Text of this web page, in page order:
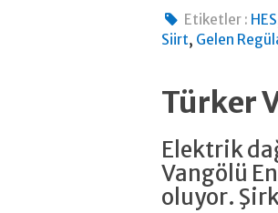
Etiketler : HES
Siirt, Gelen
Türker
Elektrik
Vangölü
oluyor.